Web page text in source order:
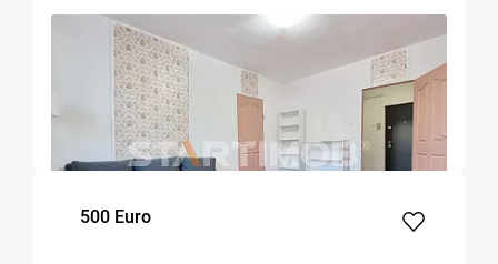
OFERTA NOUA EXCLUSIVITATE
Apartament mobilat doua camere Zizinului
52 1
dormitor
Parter
Etaj
500 Euro